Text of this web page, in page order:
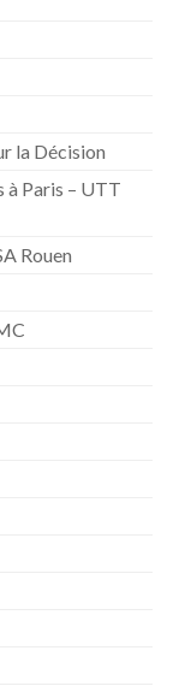
la Décision
Paris – UTT
Rouen